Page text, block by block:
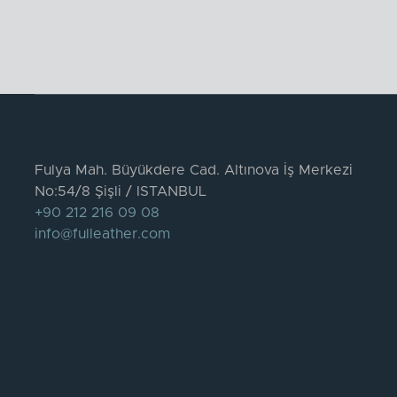
Fulya Mah. Büyükdere Cad. Altınova İş Merkezi
No:54/8 Şişli / ISTANBUL
+90 212 216 09 08
info@fulleather.com